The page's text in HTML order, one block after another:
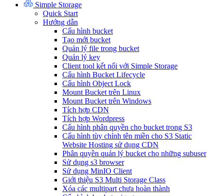
Simple Storage
Quick Start
Hướng dẫn
Cấu hình bucket
Tạo mới bucket
Quản lý file trong bucket
Quản lý key
Client tool kết nối với Simple Storage
Cấu hình Bucket Lifecycle
Cấu hình Object Lock
Mount Bucket trên Linux
Mount Bucket trên Windows
Tích hợp CDN
Tích hợp Wordpress
Cấu hình phân quyền cho bucket trong S3
Cấu hình tùy chỉnh tên miền cho S3 Static
Website Hosting sử dụng CDN
Phân quyền quản lý bucket cho những subuser
Sử dụng s3 browser
Sử dụng MinIO Client
Giới thiệu S3 Multi Storage Class
Xóa các multipart chưa hoàn thành